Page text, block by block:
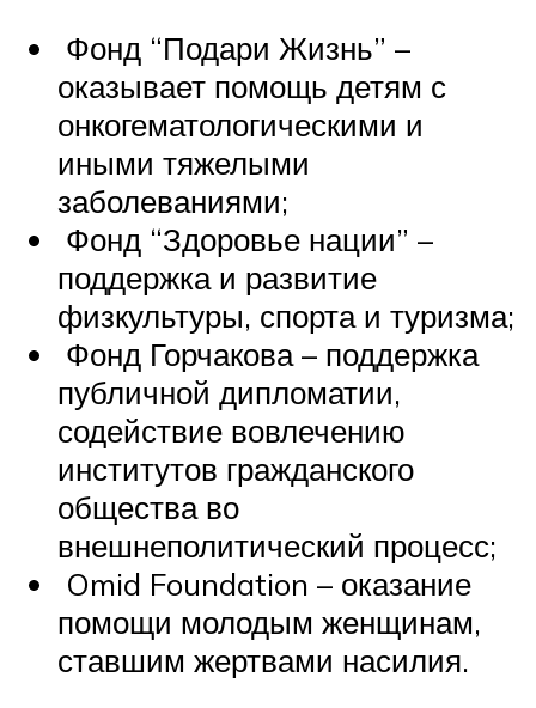
Фонд “Подари Жизнь” –
оказывает помощь детям с
онкогематологическими и
иными тяжелыми
заболеваниями;
Фонд “Здоровье нации” –
поддержка и развитие
физкультуры, спорта и туризма;
Фонд Горчакова – поддержка
публичной дипломатии,
содействие вовлечению
институтов гражданского
общества во
внешнеполитический процесс;
Omid Foundation – оказание
помощи молодым женщинам,
ставшим жертвами насилия.